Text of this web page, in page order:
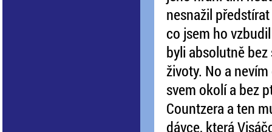
nesnažil
co jsem ho
byli absolutně
životy. No a
svem okolí a bez
Countzera a ten
dávce, která